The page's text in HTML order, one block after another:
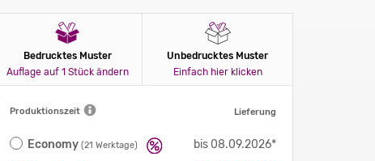
Bedrucktes Muster
Auflage auf 1 Stück ändern
Unbedrucktes Muster
Einfach hier klicken
Produktionszeit Lieferung
Economy (21 Werktage)
bis 08.09.2026*